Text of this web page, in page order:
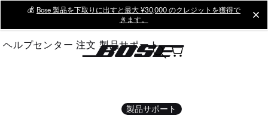
Main
💰 Bose 製品を下取りに出すと最大 ¥30,000 のクレジットを獲得で
きます。
ヘルプセンター 注文 製品サポート
製品サポート